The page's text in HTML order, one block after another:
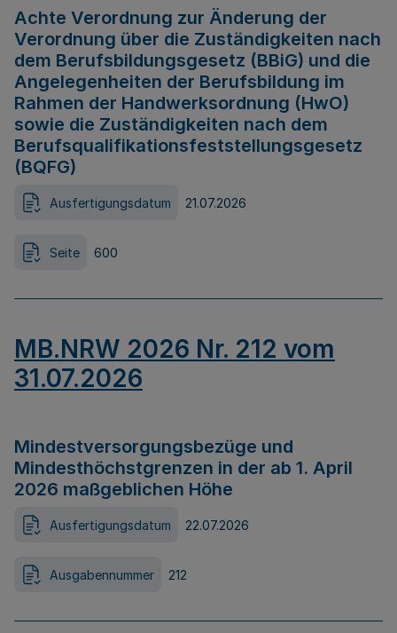
Achte Verordnung zur Änderung der
Verordnung über die Zuständigkeiten nach
dem Berufsbildungsgesetz (BBiG) und die
Angelegenheiten der Berufsbildung im
Rahmen der Handwerksordnung (HwO)
sowie die Zuständigkeiten nach dem
Berufsqualifikationsfeststellungsgesetz
(BQFG)
Ausfertigungsdatum 21.07.2026
Seite 600
MB.NRW 2026 Nr. 212 vom
31.07.2026
Mindestversorgungsbezüge und
Mindesthöchstgrenzen in der ab 1. April
2026 maßgeblichen Höhe
Ausfertigungsdatum 22.07.2026
Ausgabennummer 212